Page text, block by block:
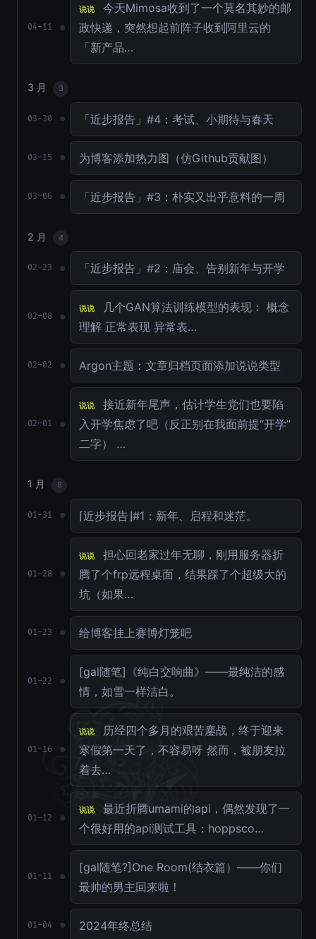
04-11
说说
今天Mimosa收到了一个莫名其妙的邮
政快递，突然想起前阵子收到阿里云的
「新产品…
3 月 3
03-30 「近步报告」#4：考试、小期待与春天
03-15 为博客添加热力图（仿Github贡献图）
03-06 「近步报告」#3：朴实又出乎意料的一周
2 月 4
02-23 「近步报告」#2：庙会、告别新年与开学
02-08
说说
几个GAN算法训练模型的表现： 概念
理解 正常表现 异常表…
02-02 Argon主题：文章归档页面添加说说类型
02-01
说说
接近新年尾声，估计学生党们也要陷
入开学焦虑了吧（反正别在我面前提“开学”
二字） …
1 月 8
01-31 ⌈近步报告⌋#1：新年、启程和迷茫。
01-28
说说
担心回老家过年无聊，刚用服务器折
腾了个frp远程桌面，结果踩了个超级大的
坑（如果…
01-23 给博客挂上赛博灯笼吧
01-22
[gal随笔]《纯白交响曲》——最纯洁的感
情，如雪一样洁白。
01-16
说说
历经四个多月的艰苦鏖战，终于迎来
寒假第一天了，不容易呀 然而，被朋友拉
着去…
01-12
说说
最近折腾umami的api，偶然发现了一
个很好用的api测试工具：hoppsco…
01-11
[gal随笔?]One Room(结衣篇）——你们
最帅的男主回来啦！
01-04 2024年终总结